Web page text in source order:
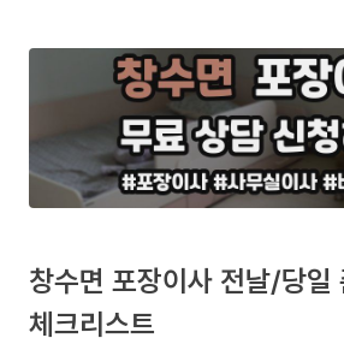
창수면 포장이사 전날/당일
체크리스트